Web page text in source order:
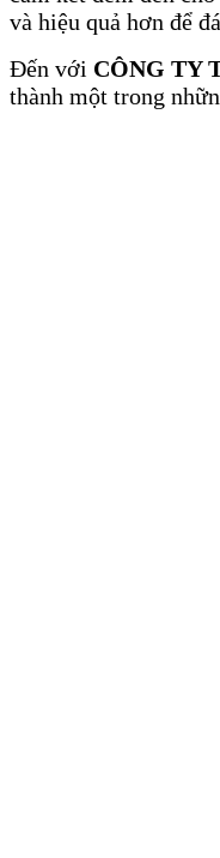
và hiệu quả hơn để
Đến với CÔNG TY
thành một trong